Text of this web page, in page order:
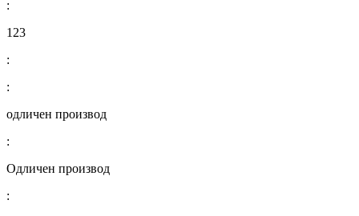
:
123
:
:
одличен производ
:
Одличен производ
: